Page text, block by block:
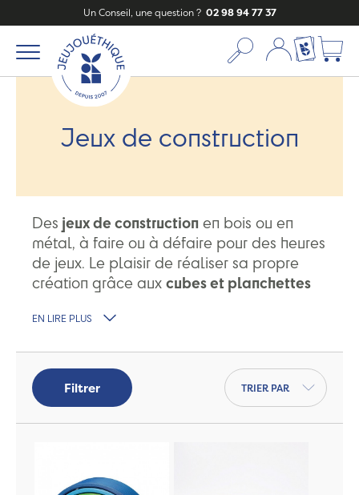
Un Conseil, une question ? 02 98 94 77 37
Mon compte
Ma liste
Jeux de construction
Des jeux de construction en bois ou en
métal, à faire ou à défaire pour des heures
de jeux. Le plaisir de réaliser sa propre
création grâce aux cubes et planchettes
EN LIRE PLUS
Filtrer
Trier par